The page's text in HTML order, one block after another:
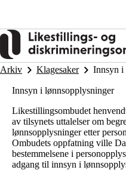
Arkiv Klagesaker Innsyn i
Innsyn i lønnsopplysninger
Likestillingsombudet
av tilsynets uttalelser om
lønnsopplysninger etter
Ombudets oppfatning ville
bestemmelsene i
adgang til innsyn i